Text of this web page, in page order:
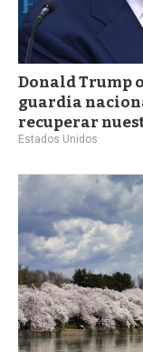
Donald Trump
guardia
recuperar
Estados Unidos